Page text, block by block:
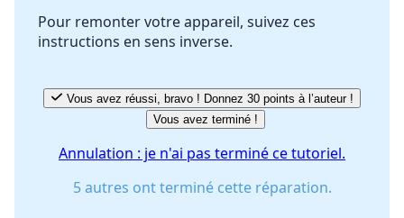
Annuler
Pour remonter votre appareil, suivez ces
instructions en sens inverse.
Vous avez réussi, bravo ! Donnez 30 points à l’auteur !
Vous avez terminé !
Annulation : je n'ai pas terminé ce tutoriel.
5 autres ont terminé cette réparation.